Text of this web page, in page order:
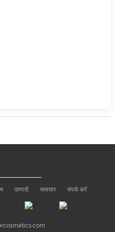
उत्पादों समाचार संपर्क करें